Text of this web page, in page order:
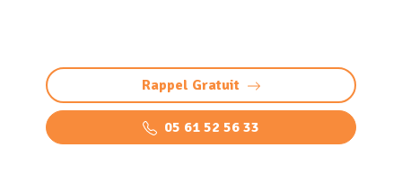
Rappel Gratuit
05 61 52 56 33